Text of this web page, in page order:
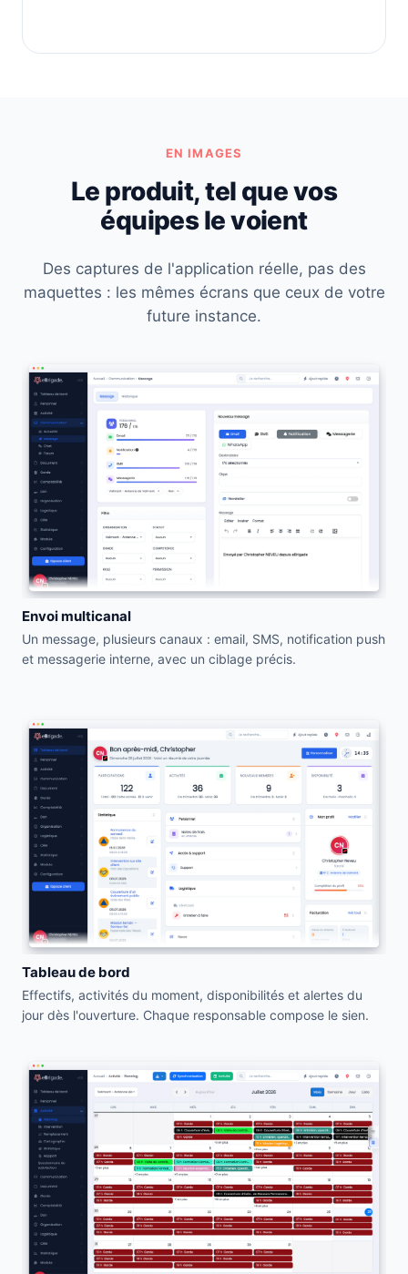
EN IMAGES
Le produit, tel que vos
équipes le voient
Des captures de l'application réelle, pas des
maquettes : les mêmes écrans que ceux de votre
future instance.
Envoi multicanal
Un message, plusieurs canaux : email, SMS, notification push
et messagerie interne, avec un ciblage précis.
Tableau de bord
Effectifs, activités du moment, disponibilités et alertes du
jour dès l'ouverture. Chaque responsable compose le sien.